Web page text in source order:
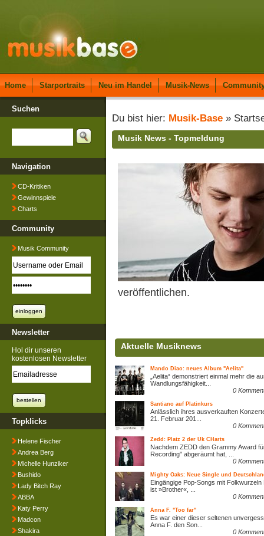
Home Starportraits Neu im Handel Musik-News
Suchen
Navigation
CD-Kritiken
Gewinnspiele
Charts
Community
Musik Community
Newsletter
Hol dir unseren
kostenlosen Newsletter
Topklicks
Helene Fischer
Andrea Berg
Michelle Hunziker
Bushido
Lady Bitch Ray
ABBA
Katy Perry
Madcon
Shakira
Du bist hier: Musik-Base »
Musik News - Topmeldung
veröffentlichen.
Aktuelle Musiknews
Mando Diao: neues Album "Aelita"
„Aelita“ demonstriert einmal mehr die
Wandlungsfähigkeit...
0
Santiano auf Platinkurs
Anlässlich ihres ausverkauften
21. Februar 201...
0
Zedd: Platz 2 der Uk CHarts
Nachdem ZEDD den Grammy Award
Recording" abgeräumt hat, ...
0
Mighty Oaks: Neue Single und
Eingängige Pop-Songs mit Folkwurzeln
ist »Brother«, ...
0
Anna F. "Too far"
Es war einer dieser seltenen
Anna F. den Son...
0